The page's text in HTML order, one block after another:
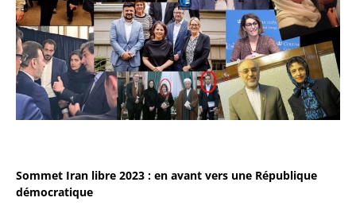
Sommet Iran libre 2023 : en avant vers une République
démocratique